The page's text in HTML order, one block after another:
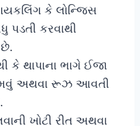
કે લોન્જિસ
પડતી કરવાથી
કે થાપાના ભાગે ઈજા
અથવા રૂઝ આવતી
ખોટી રીત અથવા